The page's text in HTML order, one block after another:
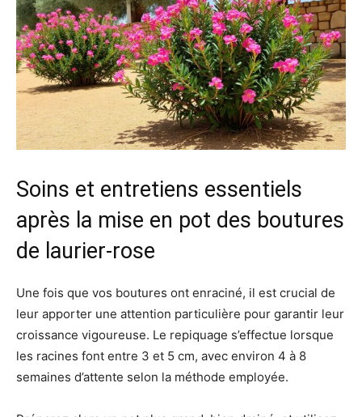
Soins et entretiens essentiels
après la mise en pot des boutures
de laurier-rose
Une fois que vos boutures ont enraciné, il est crucial de
leur apporter une attention particulière pour garantir leur
croissance vigoureuse. Le repiquage s’effectue lorsque
les racines font entre 3 et 5 cm, avec environ 4 à 8
semaines d’attente selon la méthode employée.